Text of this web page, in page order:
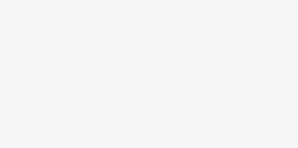
a w szczególności ustawy z dnia 8
a także obowiązków i zadań
lub innej osoby fizycznej;
są wyłącznie na podstawie